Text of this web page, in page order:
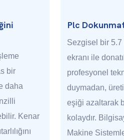
bir
daha
Kenar
Plc
Sezgisel bir
ekranı ile
profesyonel
duymadan,
eşiği azaltarak
kolaydır.
Makine